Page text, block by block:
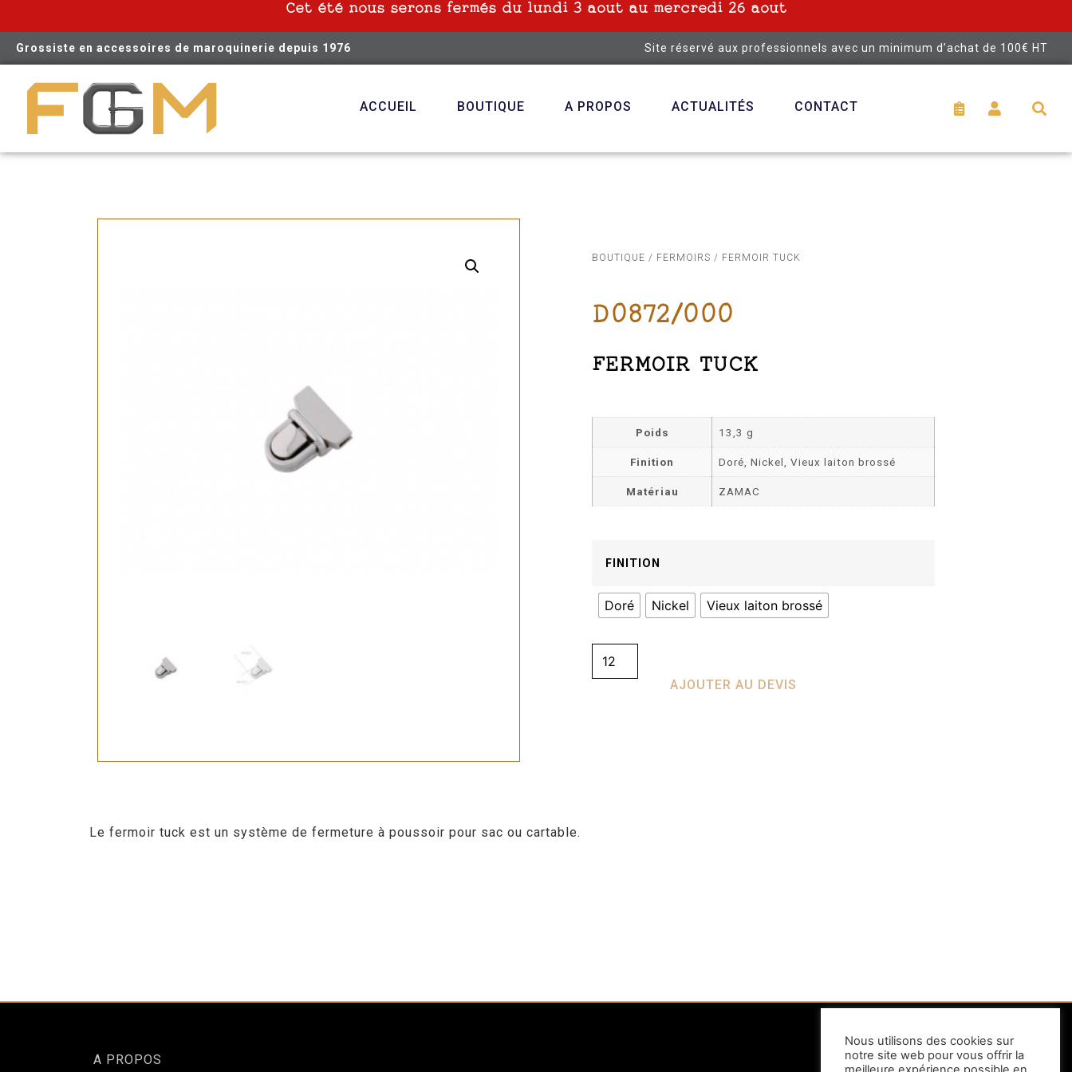
Cet été nous serons fermés du lundi 3 aout au mercredi 26 aout
Grossiste en accessoires de maroquinerie depuis 1976 Site réservé aux professionnels avec un minimum d’achat de 100€ HT
ACCUEIL BOUTIQUE A PROPOS ACTUALITÉS CONTACT
BOUTIQUE / FERMOIRS / FERMOIR TUCK
D0872/000
FERMOIR TUCK
Poids 13,3 g
Finition Doré, Nickel, Vieux laiton brossé
Matériau ZAMAC
FINITION
Doré Nickel Vieux laiton brossé
AJOUTER AU DEVIS
Le fermoir tuck est un système de fermeture à poussoir pour sac ou cartable.
A PROPOS
INFORMATIONS
Nous utilisons des cookies sur
notre site web pour vous offrir la